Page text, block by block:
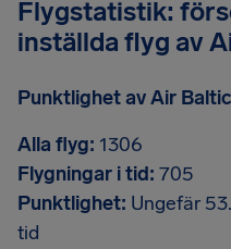
Flygstatistik:
inställda flyg av
Punktlighet av Air
Alla flyg: 1306
Flygningar i tid: 705
Punktlighet: Ungefär
tid